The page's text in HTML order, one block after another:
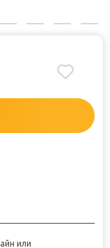
или